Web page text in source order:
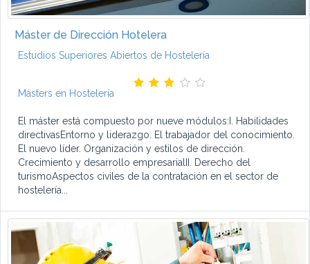
Máster de Dirección Hotelera
Estudios Superiores Abiertos de Hostelería
Másters en Hostelería
El máster está compuesto por nueve módulos:I. Habilidades
directivasEntorno y liderazgo. El trabajador del conocimiento.
El nuevo líder. Organización y estilos de dirección.
Crecimiento y desarrollo empresarialII. Derecho del
turismoAspectos civiles de la contratación en el sector de
hostelería...